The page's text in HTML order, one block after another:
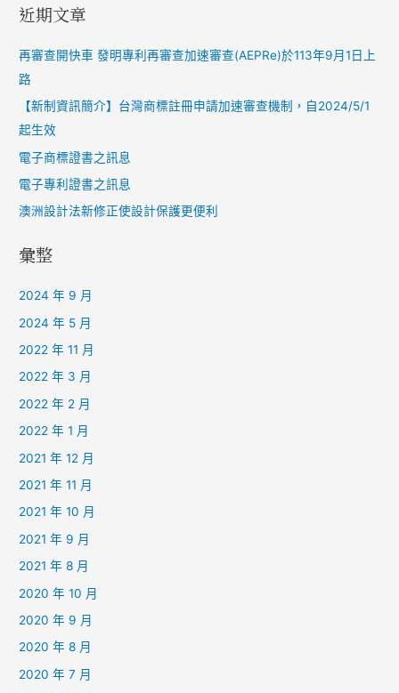
近期文章
再審查開快車 發明專利再審查加速審查(AEPRe)於113年9月1日上
路
【新制資訊簡介】台灣商標註冊申請加速審查機制，自2024/5/1
起生效
電子商標證書之訊息
電子專利證書之訊息
澳洲設計法新修正使設計保護更便利
彙整
2024 年 9 月
2024 年 5 月
2022 年 11 月
2022 年 3 月
2022 年 2 月
2022 年 1 月
2021 年 12 月
2021 年 11 月
2021 年 10 月
2021 年 9 月
2021 年 8 月
2020 年 10 月
2020 年 9 月
2020 年 8 月
2020 年 7 月